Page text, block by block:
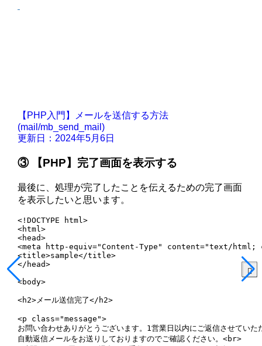
【PHP入門】メールを送信する方法
(mail/mb_send_mail)
更新日：2024年5月6日
③ 【PHP】完了画面を表示する
最後に、処理が完了したことを伝えるための完了画面
を表示したいと思います。
<!DOCTYPE html>
<html>
<head>
<meta http-equiv="Content-Type" content="text/
<title>sample</title>
</head>
<body>
<h2>メール送信完了</h2>
<p class="message">
お問い合わせありがとうございます。1営業日以内にご返信させてい
自動返信メールをお送りしておりますのでご確認ください。<br>